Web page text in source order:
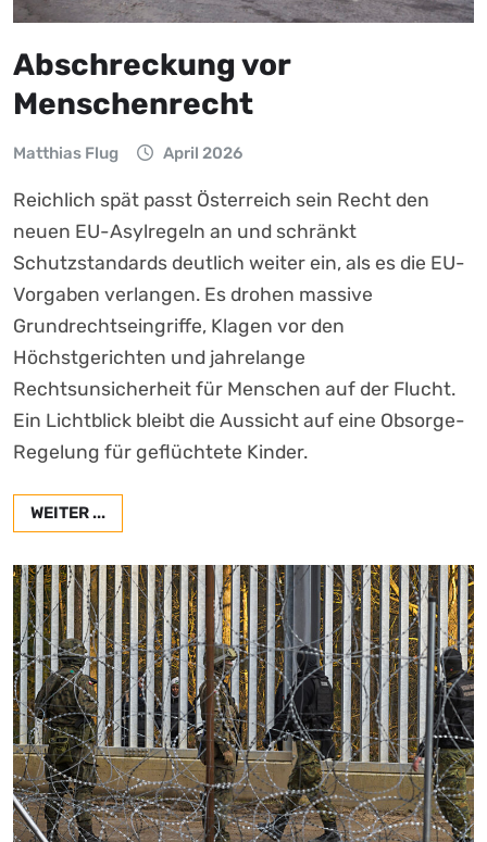
Abschreckung vor
Menschenrecht
Matthias Flug April 2026
Reichlich spät passt Österreich sein Recht den
neuen EU-Asylregeln an und schränkt
Schutzstandards deutlich weiter ein, als es die EU-
Vorgaben verlangen. Es drohen massive
Grundrechtseingriffe, Klagen vor den
Höchstgerichten und jahrelange
Rechtsunsicherheit für Menschen auf der Flucht.
Ein Lichtblick bleibt die Aussicht auf eine Obsorge-
Regelung für geflüchtete Kinder.
WEITER ...